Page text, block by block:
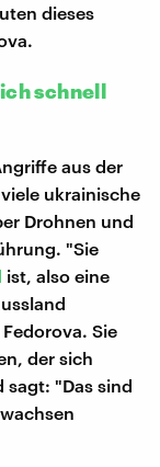
dieses
schnell
aus der
ukrainische
Drohnen und
"Sie
ist, also eine
Sie
der sich
"Das sind